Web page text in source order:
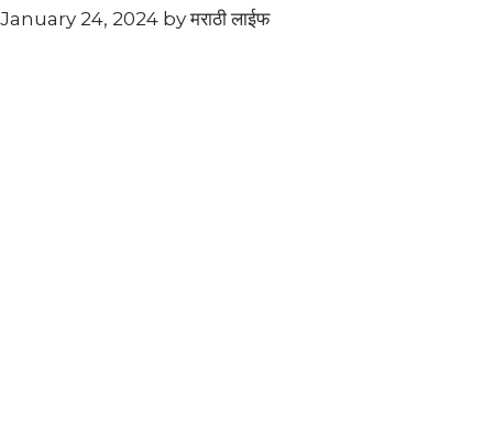
January 24, 2024 byमराठी लाईफ